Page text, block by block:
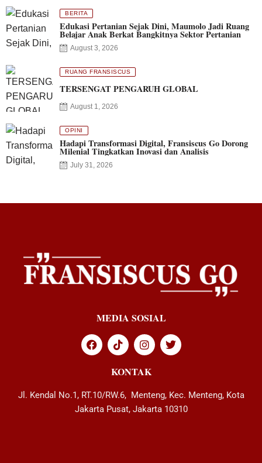
BERITA
Edukasi Pertanian Sejak Dini, Maumolo Jadi Ruang
Belajar Anak Berkat Bangkitnya Sektor Pertanian
August 3, 2026
RUANG FRANSISCUS
TERSENGAT PENGARUH GLOBAL
August 1, 2026
OPINI
Hadapi Transformasi Digital, Fransiscus Go Dorong
Milenial Tingkatkan Inovasi dan Analisis
July 31, 2026
MEDIA SOSIAL
KONTAK
Jl. Kendal No.1, RT.10/RW.6, Menteng, Kec. Menteng, Kota
Jakarta Pusat, Jakarta 10310